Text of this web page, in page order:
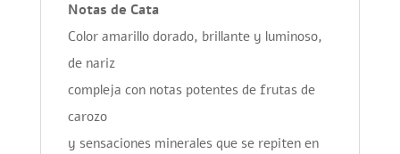
Notas de Cata
Color amarillo dorado, brillante y luminoso,
de nariz
compleja con notas potentes de frutas de
carozo
y sensaciones minerales que se repiten en